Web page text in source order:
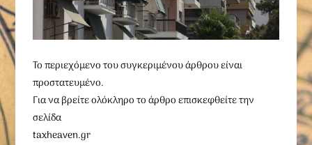
To περιεχόμενο του συγκεριμένου άρθρου είναι
προστατευμένο.
Για να βρείτε ολόκληρο το άρθρο επισκεφθείτε την
σελίδα
taxheaven.gr